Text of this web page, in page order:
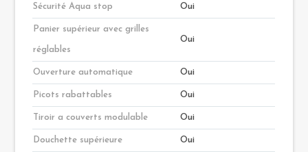
Sécurité Aqua stop Oui
Panier supérieur avec grilles
réglables
Oui
Ouverture automatique Oui
Picots rabattables Oui
Tiroir a couverts modulable Oui
Douchette supérieure Oui